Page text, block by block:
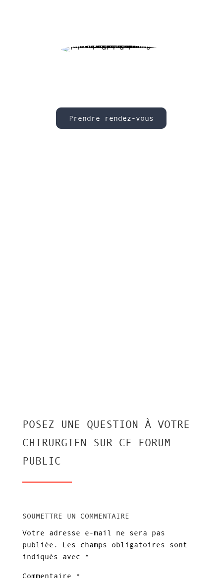
Prendre rendez-vous
POSEZ UNE QUESTION À VOTRE
CHIRURGIEN SUR CE FORUM
PUBLIC
SOUMETTRE UN COMMENTAIRE
Votre adresse e-mail ne sera pas
publiée.
Les champs obligatoires sont
indiqués avec
*
Commentaire *